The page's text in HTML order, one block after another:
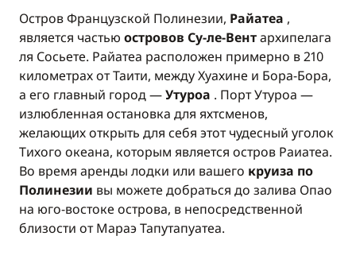
Остров Французской Полинезии, Райатеа ,
является частью островов Су-ле-Вентархипелага
ля Сосьете. Райатеа расположен примерно в 210
километрах от Таити, между Хуахине и Бора-Бора,
а его главный город —Утуроа . Порт Утуроа —
излюбленная остановка для яхтсменов,
желающих открыть для себя этот чудесный уголок
Тихого океана, которым является остров Раиатеа.
Во время аренды лодки или вашего круиза по
Полинезии вы можете добраться до залива Опао
на юго-востоке острова, в непосредственной
близости от Мараэ Тапутапуатеа.